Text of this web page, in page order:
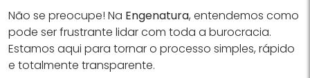
Não se preocupe! Na Engenatura, entendemos como
pode ser frustrante lidar com toda a burocracia.
Estamos aqui para tornar o processo simples, rápido
e totalmente transparente.